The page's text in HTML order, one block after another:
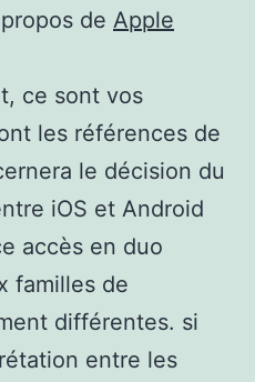
de Apple
ce sont vos
les références de
le décision du
iOS et Android
accès en duo
familles de
différentes. si
entre les